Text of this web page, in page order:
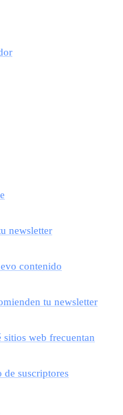
newsletter
contenido
tu newsletter
sitios web frecuentan
suscriptores